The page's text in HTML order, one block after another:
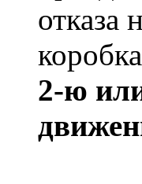
отказа
2-ю